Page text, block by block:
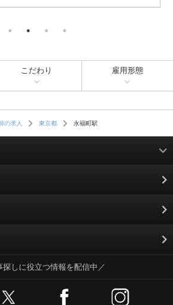
こだわり 雇用形態
の求人 東京都 永福町駅
いて
探しに役立つ情報を配信中／